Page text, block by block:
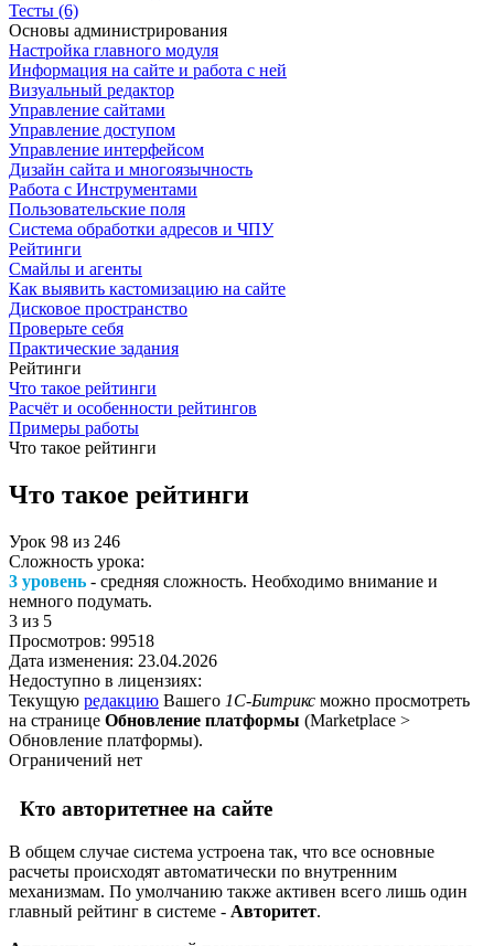
Тесты (6)
Основы администрирования
Настройка главного модуля
Информация на сайте и работа с ней
Визуальный редактор
Управление сайтами
Управление доступом
Управление интерфейсом
Дизайн сайта и многоязычность
Работа с Инструментами
Пользовательские поля
Система обработки адресов и ЧПУ
Рейтинги
Смайлы и агенты
Как выявить кастомизацию на сайте
Дисковое пространство
Проверьте себя
Практические задания
Рейтинги
Что такое рейтинги
Расчёт и особенности рейтингов
Примеры работы
Что такое рейтинги
Что такое рейтинги
Урок 98 из 246
Сложность урока:
3 уровень - средняя сложность. Необходимо внимание и
немного подумать.
3 из 5
Просмотров: 99518
Дата изменения: 23.04.2026
Недоступно в лицензиях:
Текущую редакцию Вашего 1С-Битрикс можно просмотреть
на странице Обновление платформы (Marketplace >
Обновление платформы).
Ограничений нет
Кто авторитетнее на сайте
В общем случае система устроена так, что все основные
расчеты происходят автоматически по внутренним
механизмам. По умолчанию также активен всего лишь один
главный рейтинг в системе - Авторитет.